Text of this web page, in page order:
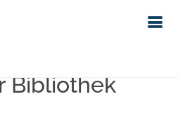
im Bestand
Bibliothek